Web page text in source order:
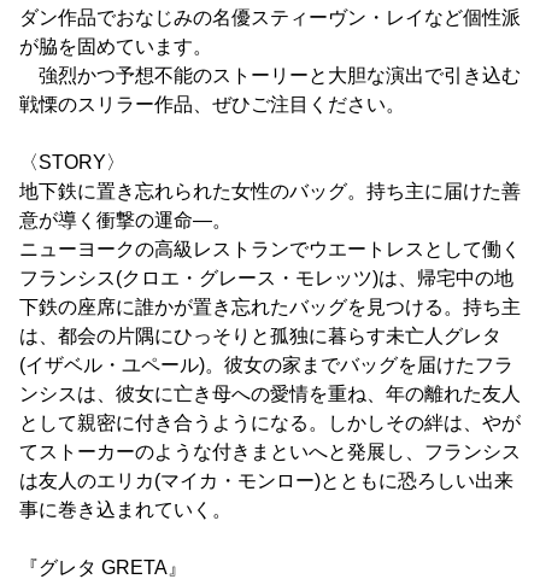
ダン作品でおなじみの名優スティーヴン・レイなど個性派
が脇を固めています。
強烈かつ予想不能のストーリーと大胆な演出で引き込む
戦慄のスリラー作品、ぜひご注目ください。
〈STORY〉
地下鉄に置き忘れられた女性のバッグ。持ち主に届けた善
意が導く衝撃の運命―。
ニューヨークの高級レストランでウエートレスとして働く
フランシス(クロエ・グレース・モレッツ)は、帰宅中の地
下鉄の座席に誰かが置き忘れたバッグを見つける。持ち主
は、都会の片隅にひっそりと孤独に暮らす未亡人グレタ
(イザベル・ユペール)。彼女の家までバッグを届けたフラ
ンシスは、彼女に亡き母への愛情を重ね、年の離れた友人
として親密に付き合うようになる。しかしその絆は、やが
てストーカーのような付きまといへと発展し、フランシス
は友人のエリカ(マイカ・モンロー)とともに恐ろしい出来
事に巻き込まれていく。
『グレタ GRETA』